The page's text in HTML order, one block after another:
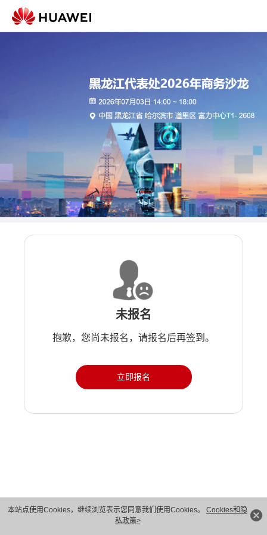
本站点使用Cookies，继续浏览表示您同意我们使用Cookies。 Cookies和隐
私政策>
未报名
抱歉，您尚未报名，请报名后再签到。
立即报名
版权所有 © 华为技术有限公司 1998-2026。 保留一切权利。粤A2-20044005号
隐私保护
法律声明